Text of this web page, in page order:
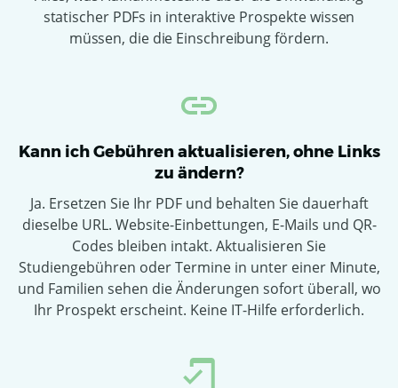
statischer PDFs in interaktive Prospekte wissen
müssen, die die Einschreibung fördern.
Kann ich Gebühren aktualisieren, ohne Links
zu ändern?
Ja. Ersetzen Sie Ihr PDF und behalten Sie dauerhaft
dieselbe URL. Website-Einbettungen, E-Mails und QR-
Codes bleiben intakt. Aktualisieren Sie
Studiengebühren oder Termine in unter einer Minute,
und Familien sehen die Änderungen sofort überall, wo
Ihr Prospekt erscheint. Keine IT-Hilfe erforderlich.